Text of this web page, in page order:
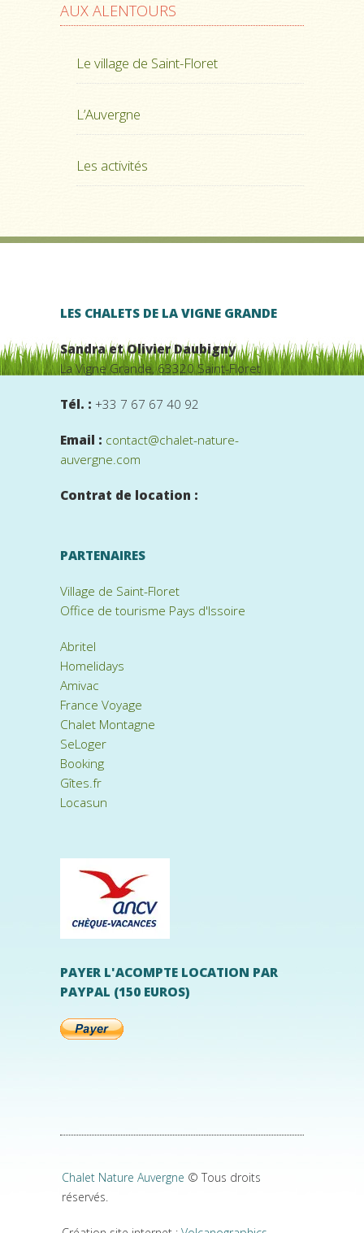
AUX ALENTOURS
Le village de Saint-Floret
L’Auvergne
Les activités
LES CHALETS DE LA VIGNE GRANDE
Sandra et Olivier Daubigny
La Vigne Grande, 63320 Saint-Floret
Tél. : +33 7 67 67 40 92
Email : contact@chalet-nature-
auvergne.com
Contrat de location :
PARTENAIRES
Village de Saint-Floret
Office de tourisme Pays d'Issoire
Abritel
Homelidays
Amivac
France Voyage
Chalet Montagne
SeLoger
Booking
Gîtes.fr
Locasun
PAYER L'ACOMPTE LOCATION PAR
PAYPAL (150 EUROS)
Chalet Nature Auvergne © Tous droits
réservés.